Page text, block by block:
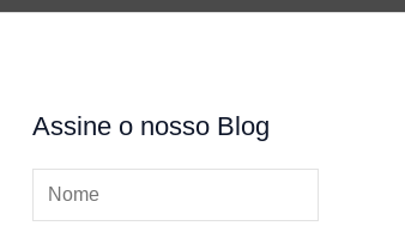
Assine o nosso Blog